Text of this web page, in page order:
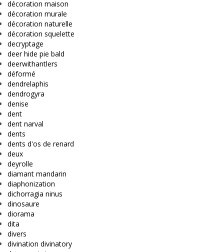
décoration maison
décoration murale
décoration naturelle
décoration squelette
decryptage
deer hide pie bald
deerwithantlers
déformé
dendrelaphis
dendrogyra
denise
dent
dent narval
dents
dents d'os de renard
deux
deyrolle
diamant mandarin
diaphonization
dichorragia ninus
dinosaure
diorama
dita
divers
divination divinatory